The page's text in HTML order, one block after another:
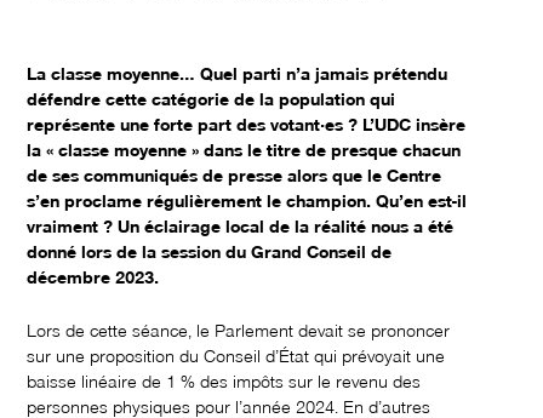
La classe moyenne… Quel parti n’a jamais prétendu
défendre cette catégorie de la population qui
représente une forte part des votant·es ? L’UDC insère
la « classe moyenne » dans le titre de presque chacun
de ses communiqués de presse alors que le Centre
s’en proclame régulièrement le champion. Qu’en est-il
vraiment ? Un éclairage local de la réalité nous a été
donné lors de la session du Grand Conseil de
décembre 2023.
Lors de cette séance, le Parlement devait se prononcer
sur une proposition du Conseil d’État qui prévoyait une
baisse linéaire de 1 % des impôts sur le revenu des
personnes physiques pour l’année 2024. En d’autres